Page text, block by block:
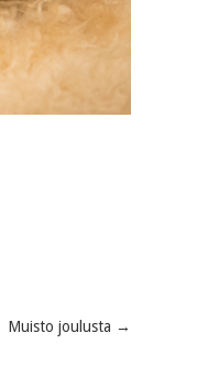
Muisto joulusta →